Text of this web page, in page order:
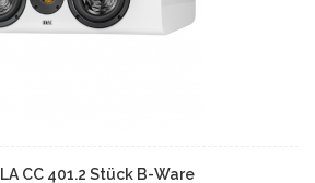
CC 401.2 Stück B-Ware